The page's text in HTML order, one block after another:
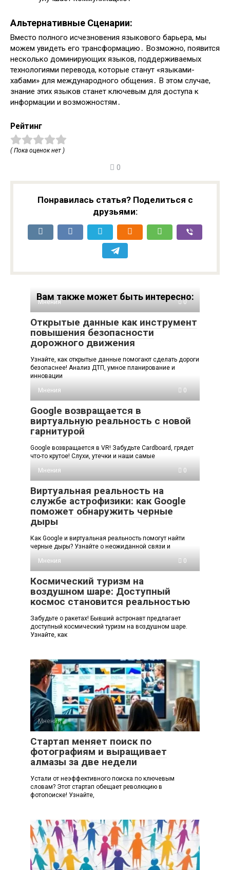
Альтернативные Сценарии:
Вместо полного исчезновения языкового барьера, мы
можем увидеть его трансформацию․ Возможно, появится
несколько доминирующих языков, поддерживаемых
технологиями перевода, которые станут «языками-
хабами» для международного общения․ В этом случае,
знание этих языков станет ключевым для доступа к
информации и возможностям․
Рейтинг
( Пока оценок нет )
0
Понравилась статья? Поделиться с
друзьями:
Вам также может быть интересно:
Мнения 0
Открытые данные как инструмент
повышения безопасности
дорожного движения
Узнайте, как открытые данные помогают сделать дороги
безопаснее! Анализ ДТП, умное планирование и
инновации
Мнения
0
Google возвращается в
виртуальную реальность с новой
гарнитурой
Google возвращается в VR! Забудьте Cardboard, грядет
что-то крутое! Слухи, утечки и наши самые
Мнения
0
Виртуальная реальность на
службе астрофизики: как Google
поможет обнаружить черные
дыры
Как Google и виртуальная реальность помогут найти
черные дыры? Узнайте о неожиданной связи и
Мнения
0
Космический туризм на
воздушном шаре: Доступный
космос становится реальностью
Забудьте о ракетах! Бывший астронавт предлагает
доступный космический туризм на воздушном шаре.
Узнайте, как
Мнения 0
Стартап меняет поиск по
фотографиям и выращивает
алмазы за две недели
Устали от неэффективного поиска по ключевым
словам? Этот стартап обещает революцию в
фотопоиске! Узнайте,